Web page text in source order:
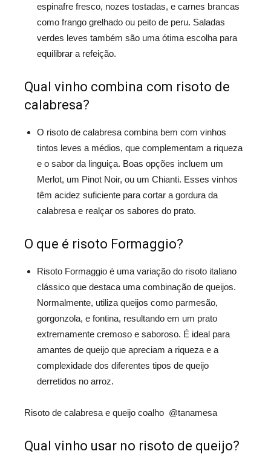
espinafre fresco, nozes tostadas, e carnes brancas
como frango grelhado ou peito de peru. Saladas
verdes leves também são uma ótima escolha para
equilibrar a refeição.
Qual vinho combina com risoto de
calabresa?
O risoto de calabresa combina bem com vinhos
tintos leves a médios, que complementam a riqueza
e o sabor da linguiça. Boas opções incluem um
Merlot, um Pinot Noir, ou um Chianti. Esses vinhos
têm acidez suficiente para cortar a gordura da
calabresa e realçar os sabores do prato.
O que é risoto Formaggio?
Risoto Formaggio é uma variação do risoto italiano
clássico que destaca uma combinação de queijos.
Normalmente, utiliza queijos como parmesão,
gorgonzola, e fontina, resultando em um prato
extremamente cremoso e saboroso. É ideal para
amantes de queijo que apreciam a riqueza e a
complexidade dos diferentes tipos de queijo
derretidos no arroz.
Risoto de calabresa e queijo coalho @tanamesa
Qual vinho usar no risoto de queijo?